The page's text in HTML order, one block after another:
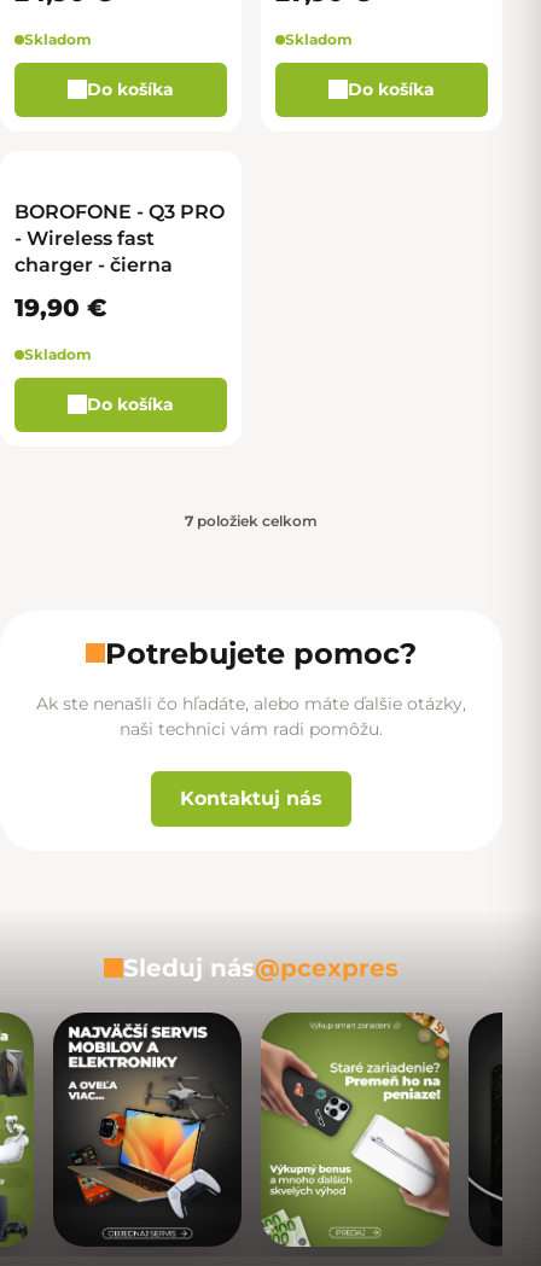
Skladom
Do košíka
Skladom
Do košíka
BOROFONE - Q3 PRO
- Wireless fast
charger - čierna
19,90 €
Skladom
Do košíka
7 položiek celkom
Potrebujete pomoc?
Ak ste nenašli čo hľadáte, alebo máte ďalšie otázky,
naši technici vám radi pomôžu.
Kontaktuj nás
Sleduj nás@pcexpres